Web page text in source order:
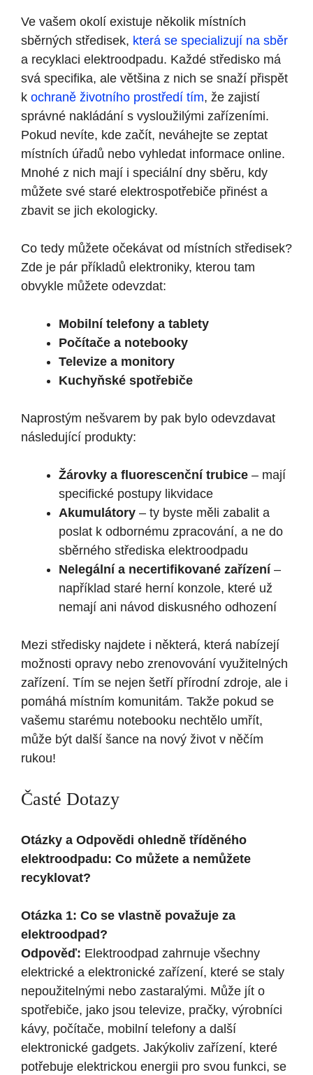
Ve vašem okolí existuje několik místních
sběrných středisek, která se specializují na sběr
a recyklaci elektroodpadu. Každé středisko má
svá specifika, ale většina z nich se snaží přispět
k ochraně životního prostředí tím, že zajistí
správné nakládání s vysloužilými zařízeními.
Pokud nevíte, kde začít, neváhejte se zeptat
místních úřadů nebo vyhledat informace online.
Mnohé z nich mají i speciální dny sběru, kdy
můžete své staré elektrospotřebiče přinést a
zbavit se jich ekologicky.
Co tedy můžete očekávat od místních středisek?
Zde je pár příkladů elektroniky, kterou tam
obvykle můžete odevzdat:
Mobilní telefony a tablety
Počítače a notebooky
Televize a monitory
Kuchyňské spotřebiče
Naprostým nešvarem by pak bylo odevzdavat
následující produkty:
Žárovky a fluorescenční trubice – mají
specifické postupy likvidace
Akumulátory – ty byste měli zabalit a
poslat k odbornému zpracování, a ne do
sběrného střediska elektroodpadu
Nelegální a necertifikované zařízení –
například staré herní konzole, které už
nemají ani návod diskusného odhození
Mezi středisky najdete i některá, která nabízejí
možnosti opravy nebo zrenovování využitelných
zařízení. Tím se nejen šetří přírodní zdroje, ale i
pomáhá místním komunitám. Takže pokud se
vašemu starému notebooku nechtělo umřít,
může být další šance na nový život v něčím
rukou!
Časté Dotazy
Otázky a Odpovědi ohledně tříděného
elektroodpadu: Co můžete a nemůžete
recyklovat?
Otázka 1: Co se vlastně považuje za
elektroodpad?
Odpověď: Elektroodpad zahrnuje všechny
elektrické a elektronické zařízení, které se staly
nepoužitelnými nebo zastaralými. Může jít o
spotřebiče, jako jsou televize, pračky, výrobníci
kávy, počítače, mobilní telefony a další
elektronické gadgets. Jakýkoliv zařízení, které
potřebuje elektrickou energii pro svou funkci, se